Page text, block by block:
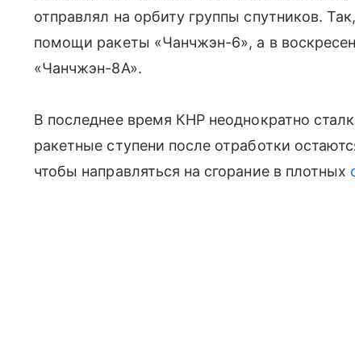
отправлял на орбиту группы спутников.
помощи ракеты «Чанчжэн-6», а в
«Чанчжэн-8A».
В последнее время КНР неоднократно
ракетные ступени после отработки
чтобы направляться на сгорание в плотных